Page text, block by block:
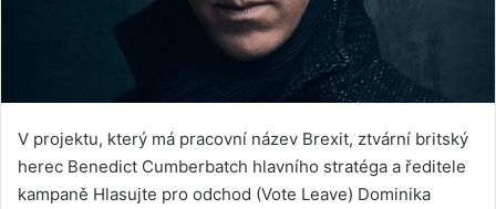
V projektu, který má pracovní název Brexit, ztvární britský
herec Benedict Cumberbatch hlavního stratéga a ředitele
kampaně Hlasujte pro odchod (Vote Leave) Dominika